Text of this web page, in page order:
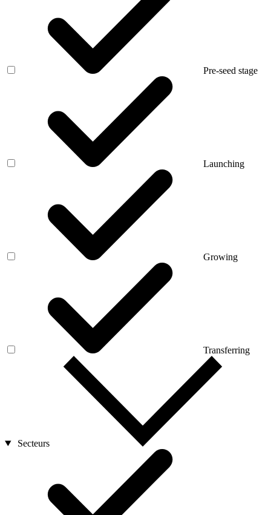
Pre-seed stage
Launching
Growing
Transferring
Secteurs